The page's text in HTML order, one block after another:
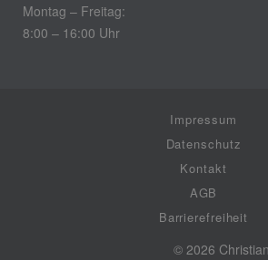
Montag – Freitag:
8:00 – 16:00 Uhr
Impressum
Datenschutz
Kontakt
AGB
Barrierefreiheit
© 2026